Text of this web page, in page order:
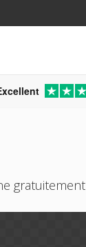
gratuitement